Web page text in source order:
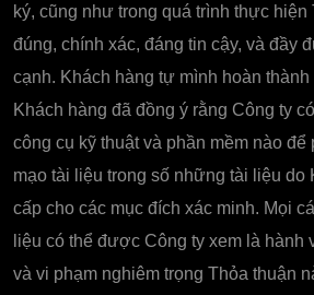
ký, cũng như trong quá trình thực hiện
đúng, chính xác, đáng tin cậy, và đầy
cạnh. Khách hàng tự mình hoàn thành
Khách hàng đã đồng ý rằng Công ty
công cụ kỹ thuật và phần mềm nào để
mạo tài liệu trong số những tài liệu do
cấp cho các mục đích xác minh. Mọi
liệu có thể được Công ty xem là hành
và vi phạm nghiêm trọng Thỏa thuận